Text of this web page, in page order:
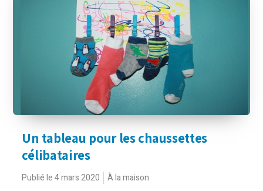
Un tableau pour les chaussettes
célibataires
Publié le 4 mars 2020 À la maison